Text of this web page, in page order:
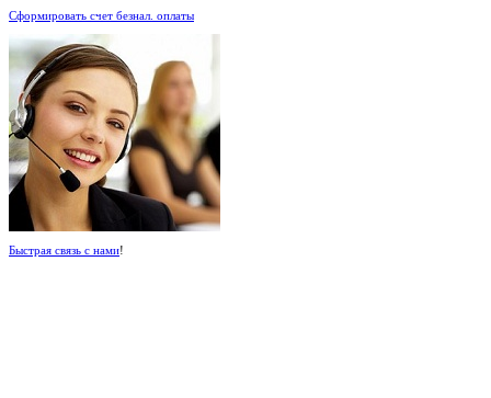
Сформировать счет безнал. оплаты
Быстрая связь с нами!